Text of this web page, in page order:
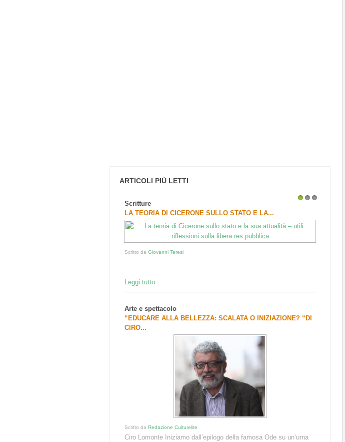
ARTICOLI PIÙ LETTI
Scritture
LA TEORIA DI CICERONE SULLO STATO E LA...
Scritto daGiovanni Teresi
...
Leggi tutto
Arte e spettacolo
“EDUCARE ALLA BELLEZZA: SCALATA O INIZIAZIONE? “DI
CIRO...
Scritto daRedazione Culturelite
Ciro Lomonte Iniziamo dall’epilogo della famosa Ode su un’urna